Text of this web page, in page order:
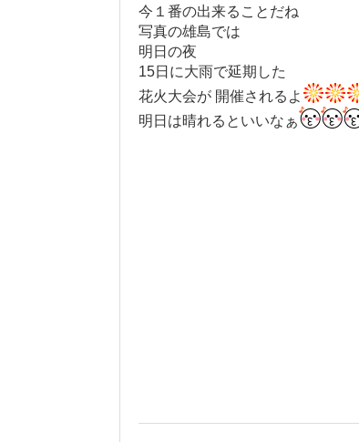
今１番の出来ることだね
写真の雄島では
明日の夜
15日に大雨で延期した
花火大会が 開催されるよ
明日は晴れるといいなぁ